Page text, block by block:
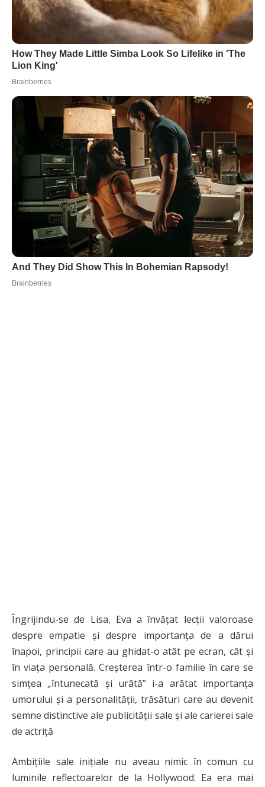
Îngrijindu-se de Lisa, Eva a învățat lecții valoroase
despre empatie și despre importanța de a dărui
înapoi, principii care au ghidat-o atât pe ecran, cât și
în viața personală. Creșterea într-o familie în care se
simțea „întunecată și urâtă” i-a arătat importanța
umorului și a personalității, trăsături care au devenit
semne distinctive ale publicității sale și ale carierei sale
de actriță
Ambițiile sale inițiale nu aveau nimic în comun cu
luminile reflectoarelor de la Hollywood. Ea era mai